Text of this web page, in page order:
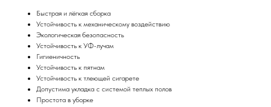
Быстрая и лёгкая сборка
Устойчивость к механическому воздействию
Экологическая безопасность
Устойчивость к УФ-лучам
Гигиеничность
Устойчивость к пятнам
Устойчивость к тлеющей сигарете
Допустима укладка с системой теплых полов
Простота в уборке